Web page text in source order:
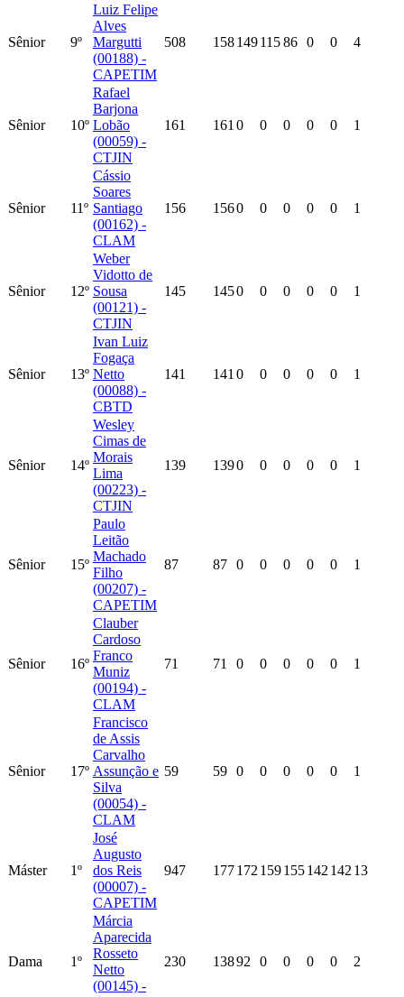
Sênior 9º
Luiz Felipe
Alves
Margutti
(00188) -
CAPETIM
508 15814911586 0 0 4
Sênior 10º
Rafael
Barjona
Lobão
(00059) -
CTJIN
161 161 0 0 0 0 0 1
Sênior 11º
Cássio
Soares
Santiago
(00162) -
CLAM
156 1560 0 0 0 0 1
Sênior 12º
Weber
Vidotto de
Sousa
(00121) -
CTJIN
145 1450 0 0 0 0 1
Sênior 13º
Ivan Luiz
Fogaça
Netto
(00088) -
CBTD
141 141 0 0 0 0 0 1
Sênior 14º
Wesley
Cimas de
Morais
Lima
(00223) -
CTJIN
139 1390 0 0 0 0 1
Sênior 15º
Paulo
Leitão
Machado
Filho
(00207) -
CAPETIM
87 87 0 0 0 0 0 1
Sênior 16º
Clauber
Cardoso
Franco
Muniz
(00194) -
CLAM
71 71 0 0 0 0 0 1
Sênior 17º
Francisco
de Assis
Carvalho
Assunção e
Silva
(00054) -
CLAM
59 59 0 0 0 0 0 1
Máster 1º
José
Augusto
dos Reis
(00007) -
CAPETIM
947 177172 159155142 142 13
Dama 1º
Márcia
Aparecida
Rosseto
Netto
(00145) -
230 13892 0 0 0 0 2